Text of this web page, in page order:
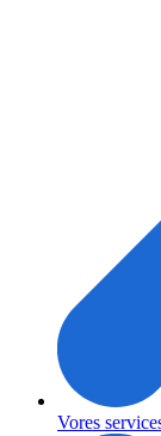
Vores